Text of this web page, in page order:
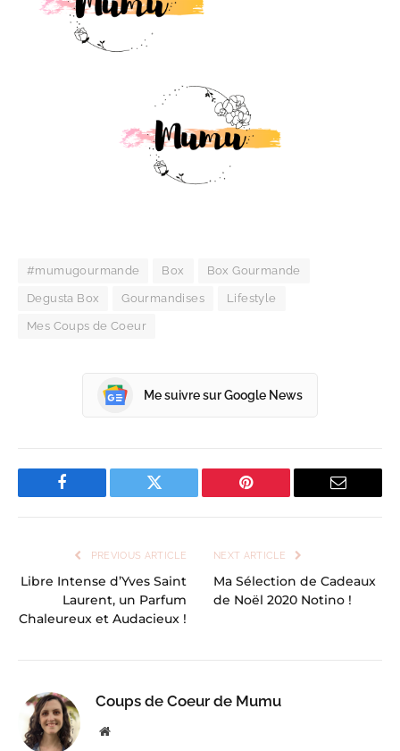
#mumugourmande Box Box Gourmande
Degusta Box Gourmandises Lifestyle
Mes Coups de Coeur
Me suivre sur Google News
Facebook Twitter Pinterest Email
PREVIOUS ARTICLE
Libre Intense d’Yves Saint
Laurent, un Parfum
Chaleureux et Audacieux !
NEXT ARTICLE
Ma Sélection de Cadeaux
de Noël 2020 Notino !
Coups de Coeur de Mumu
Website